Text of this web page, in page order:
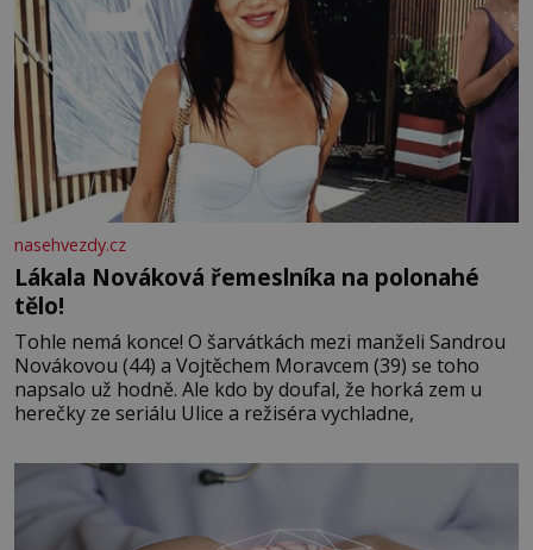
nasehvezdy.cz
Lákala Nováková řemeslníka na polonahé
tělo!
Tohle nemá konce! O šarvátkách mezi manželi Sandrou
Novákovou (44) a Vojtěchem Moravcem (39) se toho
napsalo už hodně. Ale kdo by doufal, že horká zem u
herečky ze seriálu Ulice a režiséra vychladne,